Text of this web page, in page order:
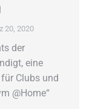
20, 2020
der
eine
Clubs und
@Home“